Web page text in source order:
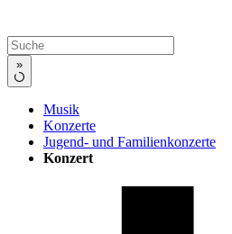
»
Musik
Konzerte
Jugend- und Familienkonzerte
Konzert